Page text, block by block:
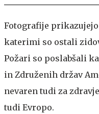
Fotografije
katerimi so ostali
Požari so poslabšali
in Združenih držav
nevaren tudi za
tudi Evropo.